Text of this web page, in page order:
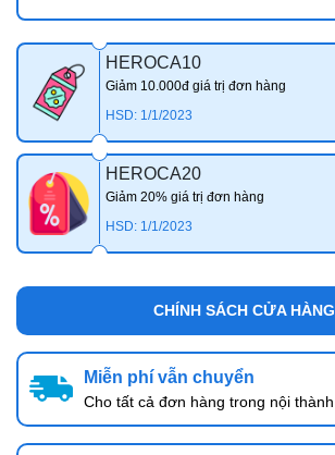
HEROCA10
Giảm 10.000đ giá trị đơn hàng
HSD: 1/1/2023
HEROCA20
Giảm 20% giá trị đơn hàng
HSD: 1/1/2023
CHÍNH SÁCH CỬA HÀNG
Miễn phí vẫn chuyển
Cho tất cả đơn hàng trong nội